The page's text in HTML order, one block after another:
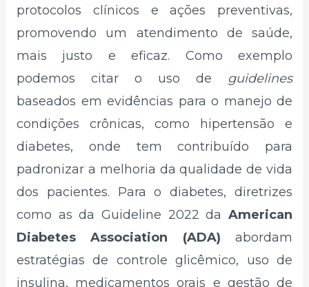
protocolos clínicos e ações preventivas,
promovendo um atendimento de saúde,
mais justo e eficaz. Como exemplo
podemos citar o uso de guidelines
baseados em evidências para o manejo de
condições crônicas, como hipertensão e
diabetes, onde tem contribuído para
padronizar a melhoria da qualidade de vida
dos pacientes. Para o diabetes, diretrizes
como as da Guideline 2022 da American
Diabetes Association (ADA) abordam
estratégias de controle glicêmico, uso de
insulina, medicamentos orais e gestão de